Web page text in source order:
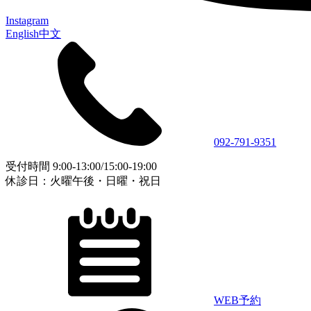
Instagram
English中文
092-791-9351
受付時間 9:00-13:00/15:00-19:00
休診⽇：⽕曜午後・⽇曜・祝⽇
WEB予約